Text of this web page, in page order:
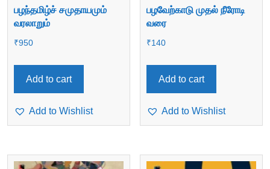
பழந்தமிழ்ச் சமுதாயமும்
வரலாறும்
₹950
Add to cart
Add to Wishlist
பழவேற்காடு முதல் நீரோடி
வரை
₹140
Add to cart
Add to Wishlist